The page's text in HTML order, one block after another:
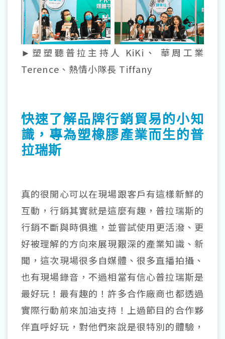
►塑塑聽普拉主持人 KiKi、 華周工業
Terence、熱情小隊長 Tiffany
快速了解品牌行銷貿易的小知
識，專為塑橡膠產業而生的普
拉瑞斯
真的很開心可以在現場跟客戶有這樣新鮮的
互動，行銷其實就是這麼有趣，普拉瑞斯的
行銷不斷與時俱進，並嘗試使用更活潑、更
好被理解的方向來展現艱深的產業知識、新
聞，這次現場很多自媒體、很多直播拍攝、
也有現場錄音，不過相當有信心普拉瑞斯是
最好玩！最有趣的！許多合作廠商也都透過
實際行動前來加油支持！上過節目的合作夥
伴直呼好玩，對他們來說是很特別的體驗，